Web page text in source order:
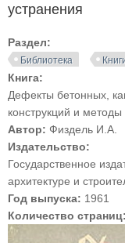
устранения
Раздел:
Библиотека
Книга:
Дефекты бетонных,
конструкций и методы
Автор: Физдель И.А.
Издательство:
Государственное
архитектуре и
Год выпуска: 1961
Количество страниц: